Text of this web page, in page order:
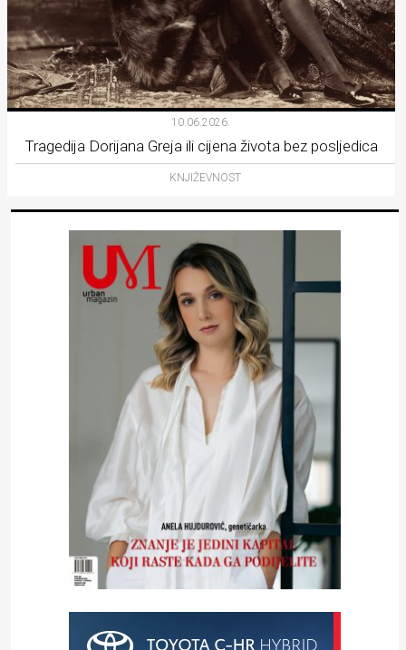
10.06.2026.
Tragedija Dorijana Greja ili cijena života bez posljedica
KNJIŽEVNOST